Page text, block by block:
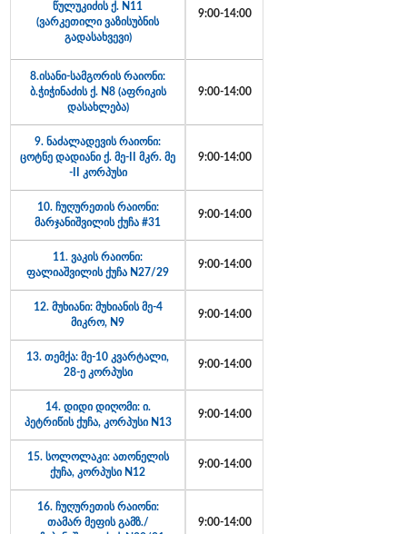
წულუკიძის ქ. N11
(ვარკეთილი ვაზისუბნის
გადასახვევი)
9:00-14:00
8.ისანი-სამგორის რაიონი:
ბ.ჭიჭინაძის ქ. N8 (აფრიკის
დასახლება)
9:00-14:00
9. ნაძალადევის რაიონი:
ცოტნე დადიანი ქ. მე-II მკრ. მე
-II კორპუსი
9:00-14:00
10. ჩუღურეთის რაიონი:
მარჯანიშვილის ქუჩა #31
9:00-14:00
11. ვაკის რაიონი:
ფალიაშვილის ქუჩა N27/29
9:00-14:00
12. მუხიანი: მუხიანის მე-4
მიკრო, N9
9:00-14:00
13. თემქა: მე-10 კვარტალი,
28-ე კორპუსი
9:00-14:00
14. დიდი დიღომი: ი.
პეტრიწის ქუჩა, კორპუსი N13
9:00-14:00
15. სოლოლაკი: ათონელის
ქუჩა, კორპუსი N12
9:00-14:00
16. ჩუღურეთის რაიონი:
თამარ მეფის გამზ./
9:00-14:00